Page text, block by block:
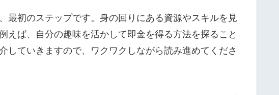
初のステップです。身の回りにある資源やスキルを見
ば、自分の趣味を活かして即金を得る方法を探ること
ていきますので、ワクワクしながら読み進めてくださ